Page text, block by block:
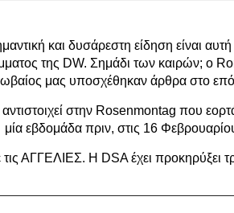
και δυσάρεστη είδηση είναι
της DW. Σημάδι των καιρών; ο
μας υποσχέθηκαν άρθρα στο
στην Rosenmontag που
μία εβδομάδα πριν, στις 16
τις ΑΓΓΕΛΙΕΣ. Η DSA έχει προκηρύξει